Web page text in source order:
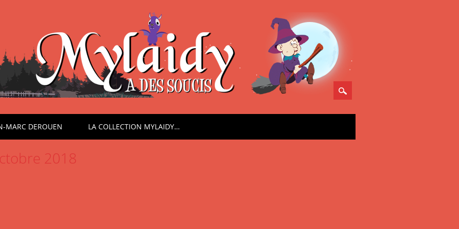
MARC DEROUEN LA COLLECTION MYLAIDY…
2018